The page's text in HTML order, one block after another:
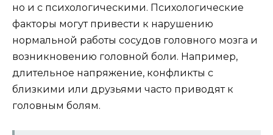
но и с психологическими. Психологические
факторы могут привести к нарушению
нормальной работы сосудов головного мозга и
возникновению головной боли. Например,
длительное напряжение, конфликты с
близкими или друзьями часто приводят к
головным болям.